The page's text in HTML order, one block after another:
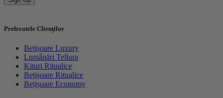
Preferatele Clienților
Bețișoare Luxury
Lumânări Tellura
Kituri Ritualice
Bețișoare Ritualice
Bețișoare Economy